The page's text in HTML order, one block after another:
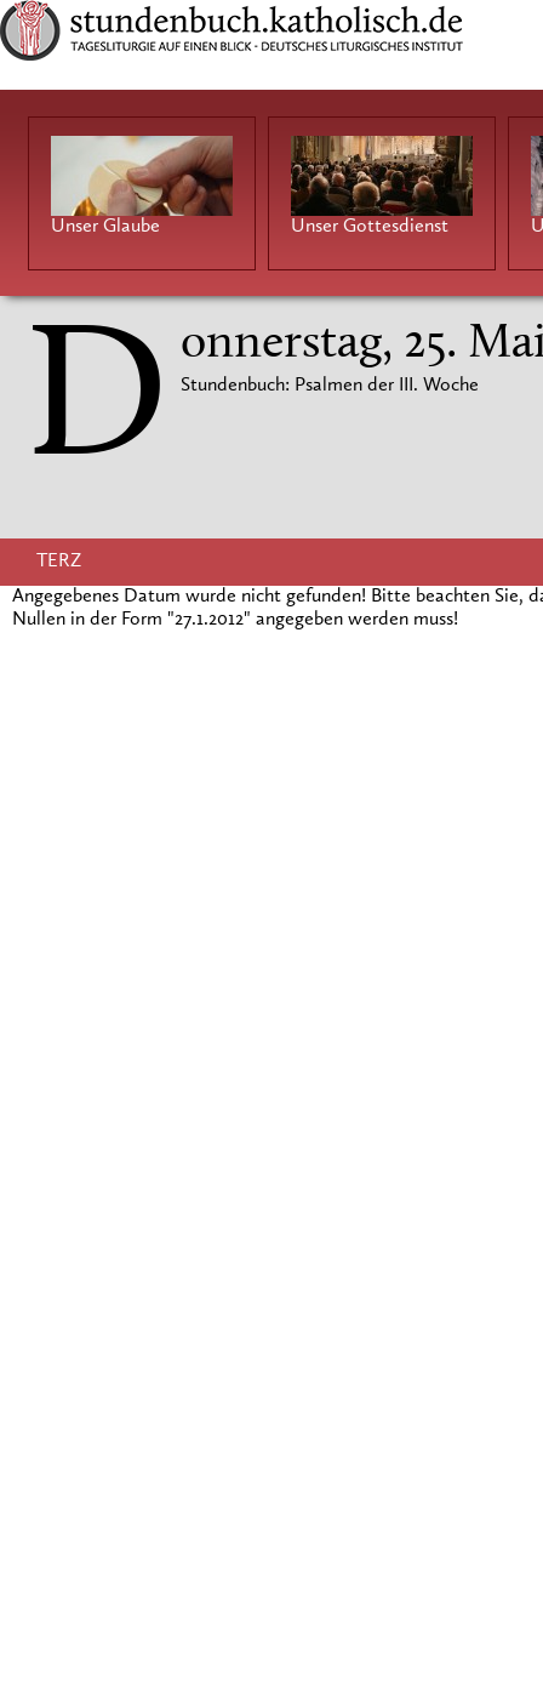
Unser Glaube Unser Gottesdienst
D onnerstag, 25.
Stundenbuch: Psalmen der III. Woche
TERZ
Angegebenes Datum wurde nicht gefunden! Bitte beachten Sie,
Nullen in der Form "27.1.2012" angegeben werden muss!